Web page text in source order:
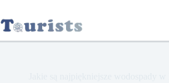
treści